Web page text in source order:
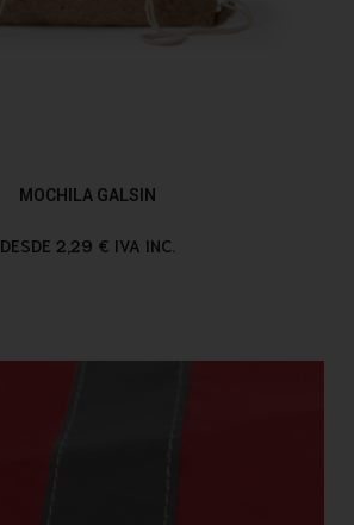
MOCHILA GALSIN
DESDE 2,29 € IVA INC.